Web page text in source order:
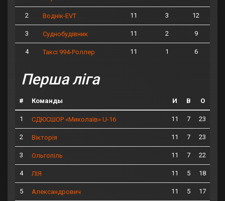
2 Воднік-EVT 11 3 12
3 Суднобудівник 11 2 9
4 Таксі 994-Роллер 11 1 6
Перша ліга
# Команды И В О
1 СДЮСШОР «Миколаїв» U-16 11 7 23
2 Вікторія 11 7 23
3 Ольгопіль 11 7 22
4 ЛІЯ 11 5 18
5 Александрович 11 5 17